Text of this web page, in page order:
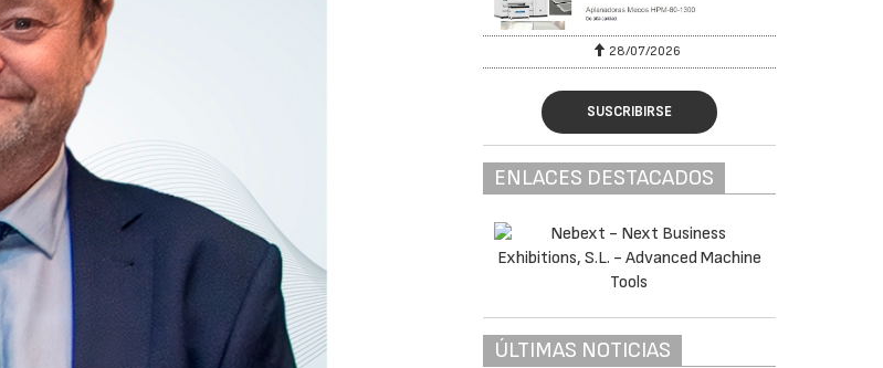
28/07/2026 28/07/2026
SUSCRIBIRSE
ENLACES DESTACADOS
ÚLTIMAS NOTICIAS